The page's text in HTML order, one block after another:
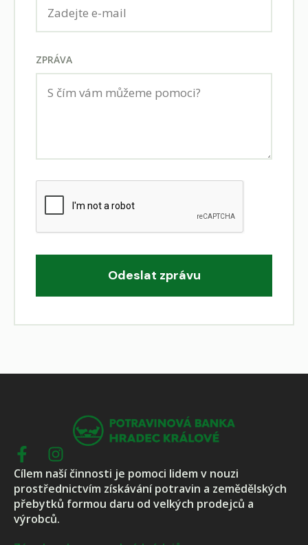
ZPRÁVA
Odeslat zprávu
Cílem naší činnosti je pomoci lidem v nouzi
prostřednictvím získávání potravin a zemědělských
přebytků formou daru od velkých prodejců a
výrobců.